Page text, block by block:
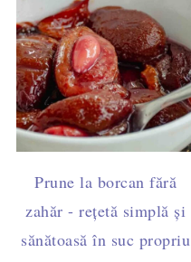
Prune la borcan fără
zahăr - rețetă simplă și
sănătoasă în suc propriu